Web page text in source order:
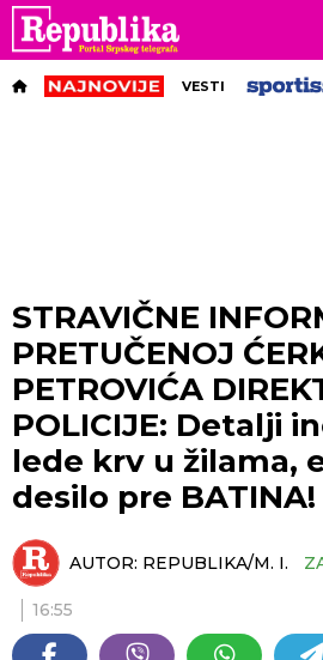
VESTI
STRAVIČNE
PRETUČENOJ
PETROVIĆA
POLICIJE: Detalji
lede krv u žilama,
desilo pre BATINA!
AUTOR: REPUBLIKA/M. I.
16:55